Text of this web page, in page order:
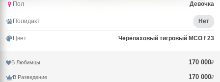
Пол Девочка
Полидакт Нет
Цвет Черепаховый тигровый MCO f 23
В Любимцы 170 000₽
В Разведение 170 000₽